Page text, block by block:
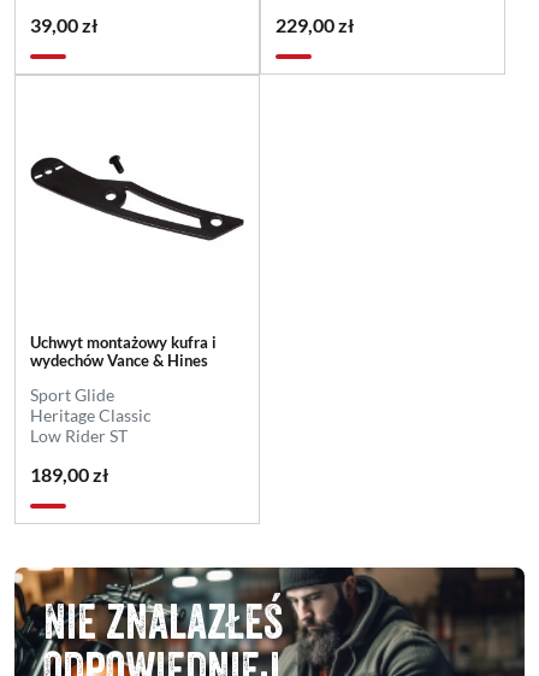
39,00 zł 229,00 zł
Uchwyt montażowy kufra i
wydechów Vance & Hines
Sport Glide
Heritage Classic
Low Rider ST
189,00 zł
Nie znalazłeś